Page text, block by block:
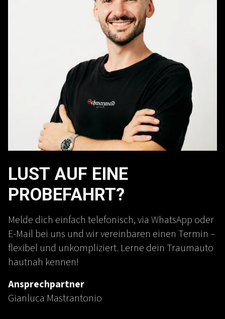
LUST AUF EINE
PROBEFAHRT?
Melde dich einfach telefonisch, via WhatsApp oder
E-Mail bei uns und wir vereinbaren einen Termin –
flexibel und unkompliziert. Lerne dein Traumauto
hautnah kennen!
Ansprechpartner
Gianluca Mastrantonio